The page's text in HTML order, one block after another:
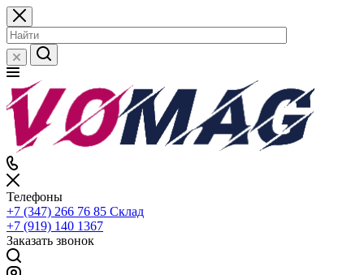
Телефоны
+7 (347) 266 76 85 Склад
+7 (919) 140 1367
Заказать звонок